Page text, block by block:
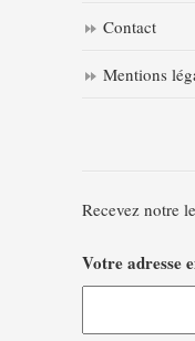
Contact
Mentions
Recevez notre
Votre adresse